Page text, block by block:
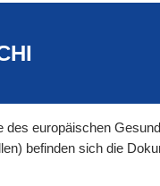
des europäischen
befinden sich die